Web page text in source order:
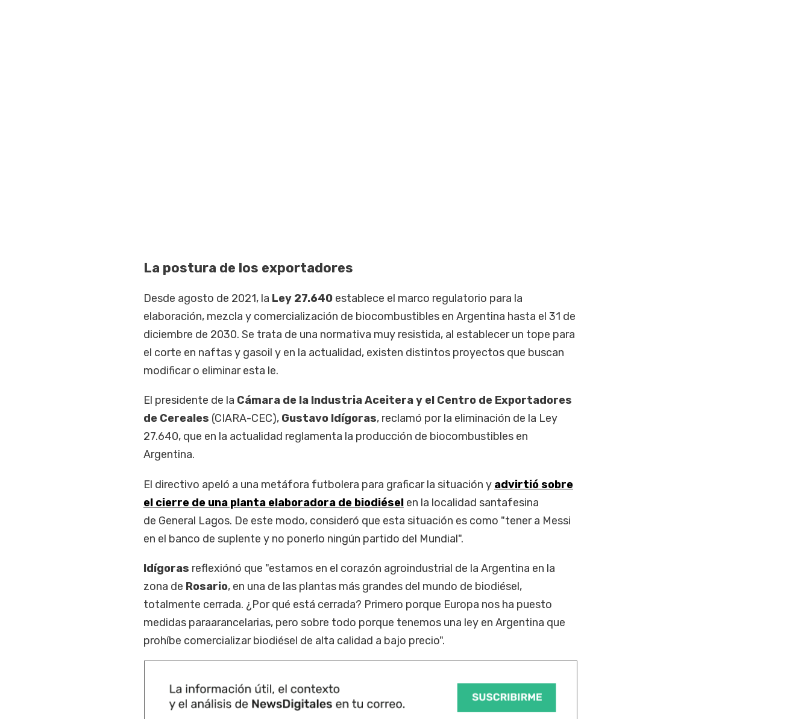
La postura de los exportadores
Desde agosto de 2021, la Ley 27.640establece el marco regulatorio para la
elaboración, mezcla y comercialización de biocombustibles en Argentina hasta el 31 de
diciembre de 2030. Se trata de una normativa muy resistida, al establecer un tope para
el corte en naftas y gasoil y en la actualidad, existen distintos proyectos que buscan
modificar o eliminar esta le.
El presidente de la Cámara de la Industria Aceitera y el Centro de Exportadores
de Cereales (CIARA-CEC), Gustavo Idígoras, reclamó por la eliminación de la Ley
27.640, que en la actualidad reglamenta la producción de biocombustibles en
Argentina.
El directivo apeló a una metáfora futbolera para graficar la situación y advirtió sobre
el cierre de una planta elaboradora de biodiéselen la localidad santafesina
de General Lagos. De este modo, consideró que esta situación es como "tener a Messi
en el banco de suplente y no ponerlo ningún partido del Mundial".
Idígoras reflexiónó que "estamos en el corazón agroindustrial de la Argentina en la
zona de Rosario, en una de las plantas más grandes del mundo de biodiésel,
totalmente cerrada. ¿Por qué está cerrada? Primero porque Europa nos ha puesto
medidas paraarancelarias, pero sobre todo porque tenemos una ley en Argentina que
prohíbe comercializar biodiésel de alta calidad a bajo precio".